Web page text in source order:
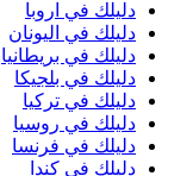
دليلك في اروبا
دليلك في اليونان
دليلك في بريطانيا
دليلك في بلجيكا
دليلك في تركيا
دليلك في روسيا
دليلك في فرنسا
دليلك في كندا